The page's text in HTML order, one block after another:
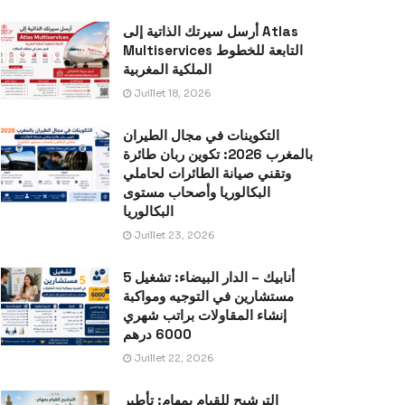
أرسل سيرتك الذاتية إلى Atlas
Multiservices التابعة للخطوط
الملكية المغربية
Juillet 18, 2026
التكوينات في مجال الطيران
بالمغرب 2026: تكوين ربان طائرة
وتقني صيانة الطائرات لحاملي
البكالوريا وأصحاب مستوى
البكالوريا
Juillet 23, 2026
أنابيك – الدار البيضاء: تشغيل 5
مستشارين في التوجيه ومواكبة
إنشاء المقاولات براتب شهري
6000 درهم
Juillet 22, 2026
الترشيح للقيام بمهام: تأطير